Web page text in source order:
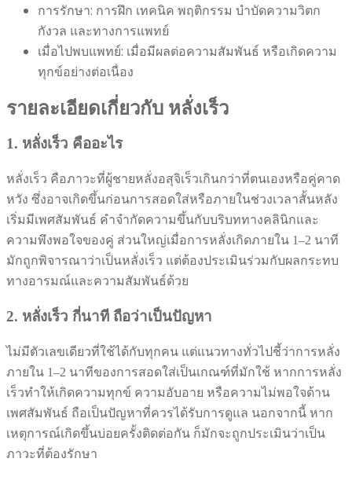
การรักษา: การฝึก เทคนิค พฤติกรรม บำบัดความวิตก
กังวล และทางการแพทย์
เมื่อไปพบแพทย์: เมื่อมีผลต่อความสัมพันธ์ หรือเกิดความ
ทุกข์อย่างต่อเนื่อง
รายละเอียดเกี่ยวกับ หลั่งเร็ว
1. หลั่งเร็ว คืออะไร
หลั่งเร็ว คือภาวะที่ผู้ชายหลั่งอสุจิเร็วเกินกว่าที่ตนเองหรือคู่คาด
หวัง ซึ่งอาจเกิดขึ้นก่อนการสอดใส่หรือภายในช่วงเวลาสั้นหลัง
เริ่มมีเพศสัมพันธ์ คำจำกัดความขึ้นกับบริบททางคลินิกและ
ความพึงพอใจของคู่ ส่วนใหญ่เมื่อการหลั่งเกิดภายใน 1–2 นาที
มักถูกพิจารณาว่าเป็นหลั่งเร็ว แต่ต้องประเมินร่วมกับผลกระทบ
ทางอารมณ์และความสัมพันธ์ด้วย
2. หลั่งเร็ว กี่นาที ถือว่าเป็นปัญหา
ไม่มีตัวเลขเดียวที่ใช้ได้กับทุกคน แต่แนวทางทั่วไปชี้ว่าการหลั่ง
ภายใน 1–2 นาทีของการสอดใส่เป็นเกณฑ์ที่มักใช้ หากการหลั่ง
เร็วทำให้เกิดความทุกข์ ความอับอาย หรือความไม่พอใจด้าน
เพศสัมพันธ์ ถือเป็นปัญหาที่ควรได้รับการดูแล นอกจากนี้ หาก
เหตุการณ์เกิดขึ้นบ่อยครั้งติดต่อกัน ก็มักจะถูกประเมินว่าเป็น
ภาวะที่ต้องรักษา